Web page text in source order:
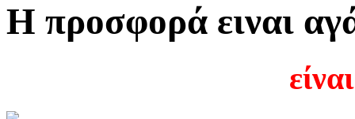
Η προσφορά ειναι